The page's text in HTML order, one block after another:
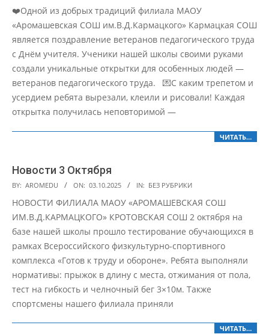
10-
04
❤️Одной из добрых традиций филиала МАОУ
«Аромашевская СОШ им.В.Д.Кармацкого» Кармацкая СОШ
является поздравление ветеранов педагогического труда
с Днём учителя. Ученики нашей школы своими руками
создали уникальные открытки для особенных людей —
ветеранов педагогического труда. 💌С каким трепетом и
усердием ребята вырезали, клеили и рисовали! Каждая
открытка получилась неповторимой —
ЧИТАТЬ…
Новости 3 Октября
2025-
10-
03
BY: AROMEDU ON: 03.10.2025 IN: БЕЗ РУБРИКИ
НОВОСТИ ФИЛИАЛА МАОУ «АРОМАШЕВСКАЯ СОШ
ИМ.В.Д.КАРМАЦКОГО» КРОТОВСКАЯ СОШ 2 октября на
базе нашей школы прошло тестирование обучающихся в
рамках Всероссийского физкультурно-спортивного
комплекса «Готов к труду и обороне». Ребята выполняли
нормативы: прыжок в длину с места, отжимания от пола,
тест на гибкость и челночный бег 3×10м. Также
спортсмены нашего филиала приняли
ЧИТАТЬ…